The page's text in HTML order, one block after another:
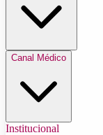
Canal Médico
Institucional